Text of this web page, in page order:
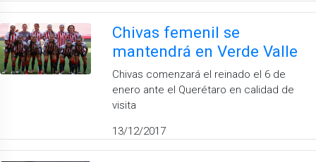
Chivas femenil se
mantendrá en Verde Valle
Chivas comenzará el reinado el 6 de
enero ante el Querétaro en calidad de
visita
13/12/2017